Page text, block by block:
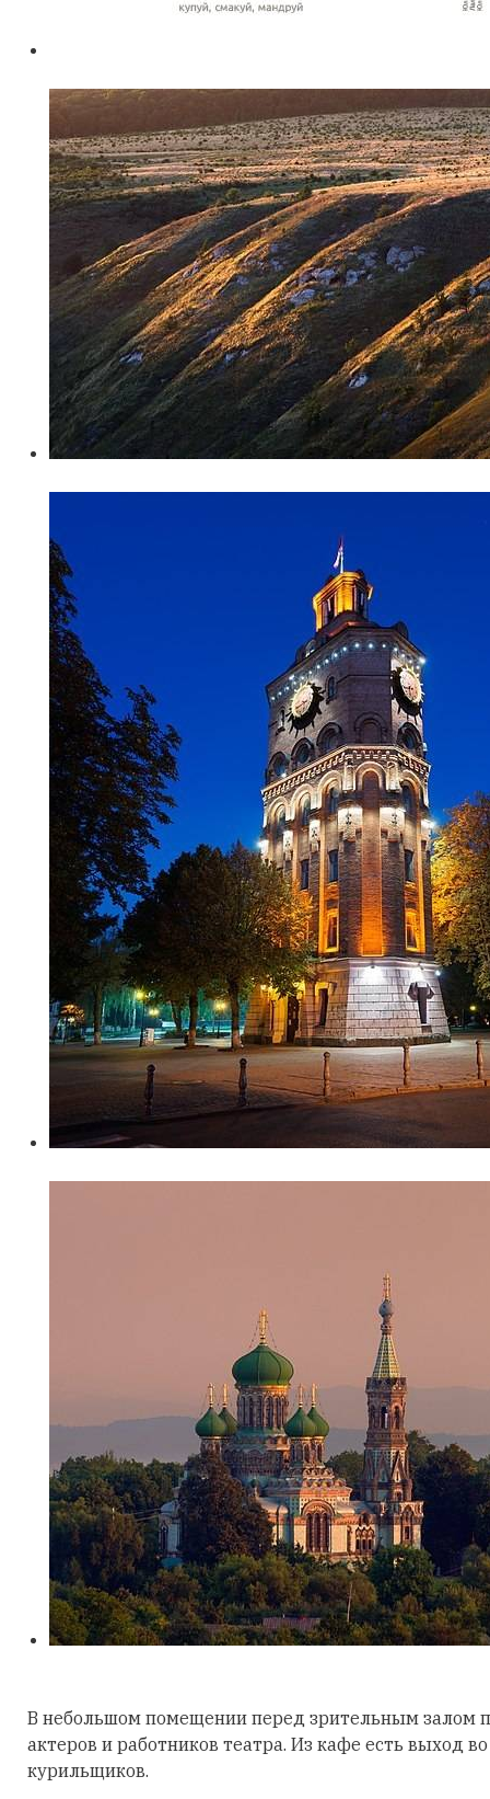
В небольшом помещении перед зрительным залом
актеров и работников театра. Из кафе есть выход
курильщиков.